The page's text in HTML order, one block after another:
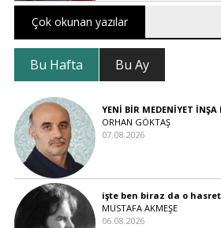
Çok okunan yazılar
Bu Hafta Bu Ay
YENİ BİR MEDENİYET İNŞA
ORHAN GÖKTAŞ
07.08.2026
işte ben biraz da o
MUSTAFA AKMEŞE
06.08.2026